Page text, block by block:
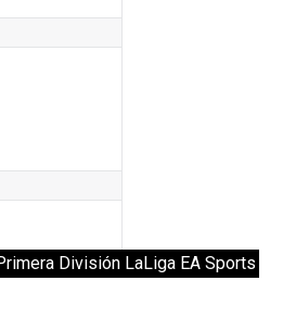
División LaLiga EA Sports